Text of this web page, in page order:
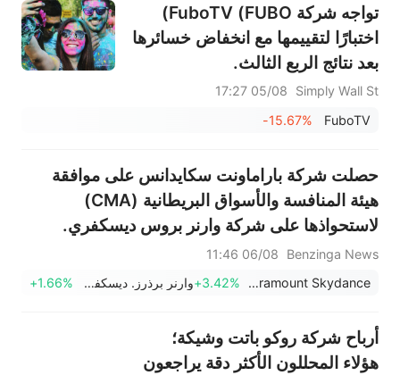
تواجه شركة FuboTV (FUBO)
اختبارًا لتقييمها مع انخفاض خسائرها
بعد نتائج الربع الثالث.
Simply Wall St
05/08 17:27
FuboTV
-15.67%
حصلت شركة باراماونت سكايدانس على موافقة
هيئة المنافسة والأسواق البريطانية (CMA)
لاستحواذها على شركة وارنر بروس ديسكفري.
Benzinga News
06/08 11:46
Paramount Skydance
+3.42% وارنر برذرز. ديسكفري +1.66%
أرباح شركة روكو باتت وشيكة؛
هؤلاء المحللون الأكثر دقة يراجعون